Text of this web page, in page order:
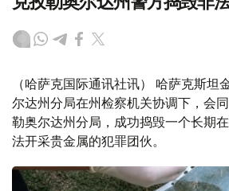
（哈萨克国际通讯社讯） 哈萨克斯坦
尔达州分局在州检察机关协调下，会
勒奥尔达州分局，成功捣毁一个长期
法开采贵金属的犯罪团伙。